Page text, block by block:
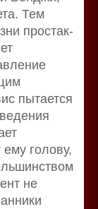
Тем
простак-
пытается
голову,
не